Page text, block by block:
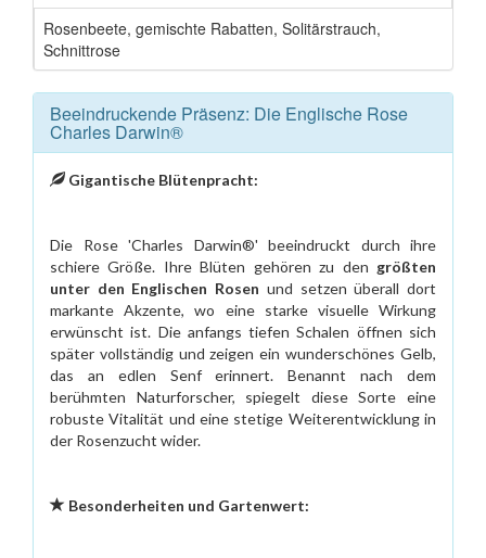
Rosenbeete, gemischte Rabatten, Solitärstrauch,
Schnittrose
Beeindruckende Präsenz: Die Englische Rose
Charles Darwin®
Gigantische Blütenpracht:
Die Rose 'Charles Darwin®' beeindruckt durch ihre
schiere Größe. Ihre Blüten gehören zu den größten
unter den Englischen Rosen und setzen überall dort
markante Akzente, wo eine starke visuelle Wirkung
erwünscht ist. Die anfangs tiefen Schalen öffnen sich
später vollständig und zeigen ein wunderschönes Gelb,
das an edlen Senf erinnert. Benannt nach dem
berühmten Naturforscher, spiegelt diese Sorte eine
robuste Vitalität und eine stetige Weiterentwicklung in
der Rosenzucht wider.
Besonderheiten und Gartenwert: